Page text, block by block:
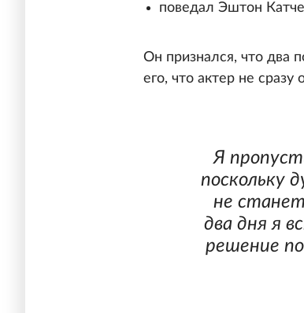
поведал Эштон
Он признался, что два
его, что актер не сразу
Я
поскольку
не
два дня я
решение